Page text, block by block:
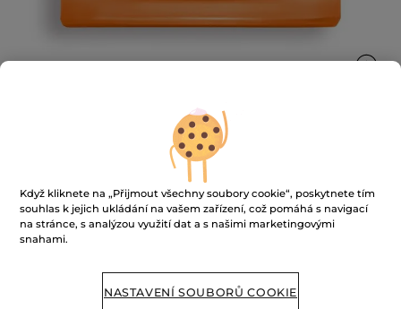
Rozjasňující krém pro vypnutí pleti
50 ml
★★★★★
★★★★★
hodnocení
PŘIDAT HODNOCENÍ
Když kliknete na „Přijmout všechny soubory cookie“, poskytnete tím
souhlas k jejich ukládání na vašem zařízení, což pomáhá s navigací
na stránce, s analýzou využití dat a s našimi marketingovými
snahami.
NASTAVENÍ SOUBORŮ COOKIE